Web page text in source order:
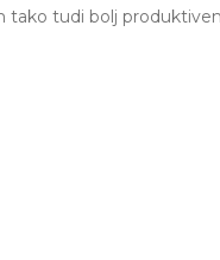
tako tudi bolj